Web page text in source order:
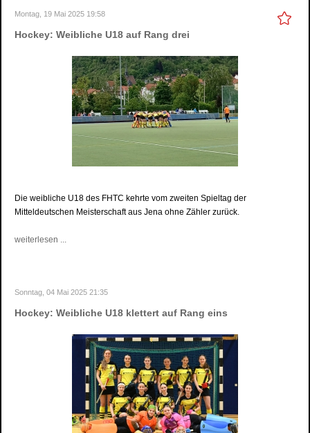
Montag, 19 Mai 2025 19:58
Hockey: Weibliche U18 auf Rang drei
Die weibliche U18 des FHTC kehrte vom zweiten Spieltag der
Mitteldeutschen Meisterschaft aus Jena ohne Zähler zurück.
weiterlesen ...
Sonntag, 04 Mai 2025 21:35
Hockey: Weibliche U18 klettert auf Rang eins